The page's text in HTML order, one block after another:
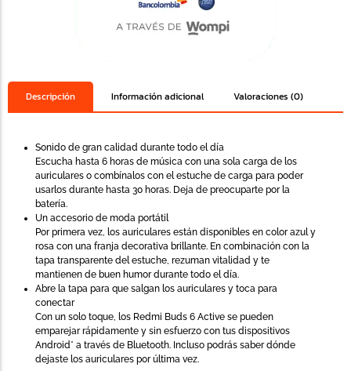
Descripción Información adicional Valoraciones (0)
Sonido de gran calidad durante todo el día
Escucha hasta 6 horas de música con una sola carga de los
auriculares o combínalos con el estuche de carga para poder
usarlos durante hasta 30 horas. Deja de preocuparte por la
batería.
Un accesorio de moda portátil
Por primera vez, los auriculares están disponibles en color azul y
rosa con una franja decorativa brillante. En combinación con la
tapa transparente del estuche, rezuman vitalidad y te
mantienen de buen humor durante todo el día.
Abre la tapa para que salgan los auriculares y toca para
conectar
Con un solo toque, los Redmi Buds 6 Active se pueden
emparejar rápidamente y sin esfuerzo con tus dispositivos
Android* a través de Bluetooth. Incluso podrás saber dónde
dejaste los auriculares por última vez.